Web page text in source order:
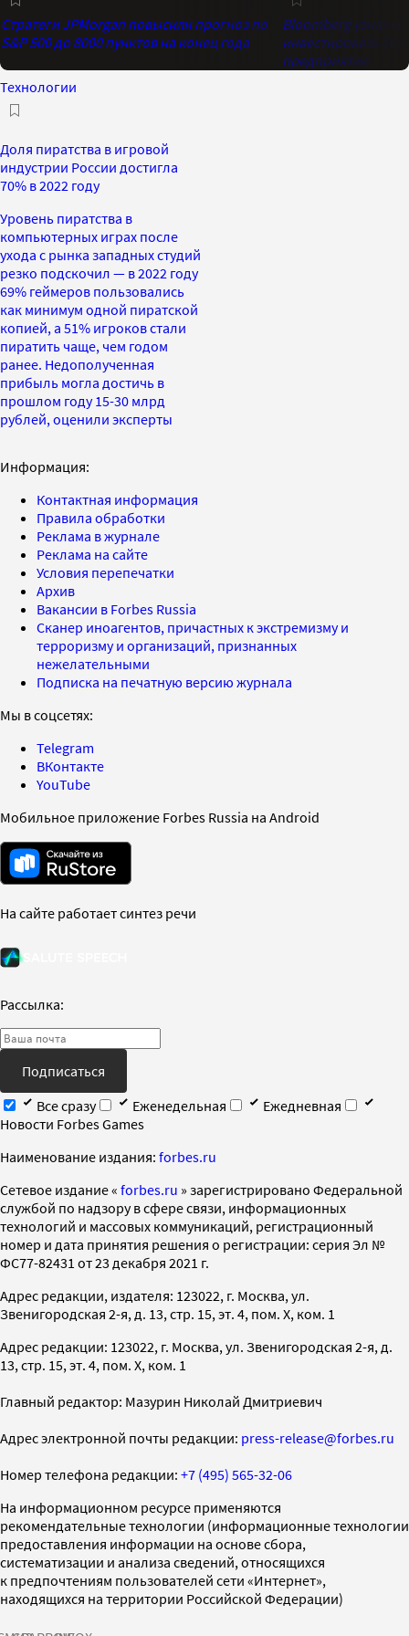
Стратеги JPMorgan повысили прогноз по
S&P 500 до 8000 пунктов на конец года
Bloomberg узнал о
инвестировать
предприятие
Технологии
Доля пиратства в игровой
индустрии России достигла
70% в 2022 году
Уровень пиратства в
компьютерных играх после
ухода с рынка западных студий
резко подскочил — в 2022 году
69% геймеров пользовались
как минимум одной пиратской
копией, а 51% игроков стали
пиратить чаще, чем годом
ранее. Недополученная
прибыль могла достичь в
прошлом году 15-30 млрд
рублей, оценили эксперты
Информация:
Контактная информация
Правила обработки
Реклама в журнале
Реклама на сайте
Условия перепечатки
Архив
Вакансии в Forbes Russia
Сканер иноагентов, причастных к экстремизму и
терроризму и организаций, признанных
нежелательными
Подписка на печатную версию журнала
Мы в соцсетях:
Telegram
ВКонтакте
YouTube
Мобильное приложение Forbes Russia на Android
На сайте работает синтез речи
Рассылка:
Подписаться
Все сразу
Еженедельная
Ежедневная
Новости Forbes Games
Наименование издания: forbes.ru
Cетевое издание « forbes.ru » зарегистрировано Федеральной
службой по надзору в сфере связи, информационных
технологий и массовых коммуникаций, регистрационный
номер и дата принятия решения о регистрации: серия Эл №
ФС77-82431 от 23 декабря 2021 г.
Адрес редакции, издателя: 123022, г. Москва, ул.
Звенигородская 2-я, д. 13, стр. 15, эт. 4, пом. X, ком. 1
Адрес редакции: 123022, г. Москва, ул. Звенигородская 2-я, д.
13, стр. 15, эт. 4, пом. X, ком. 1
Главный редактор: Мазурин Николай Дмитриевич
Адрес электронной почты редакции: press-release@forbes.ru
Номер телефона редакции: +7 (495) 565-32-06
На информационном ресурсе применяются
рекомендательные технологии (информационные технологии
предоставления информации на основе сбора,
систематизации и анализа сведений, относящихся
к предпочтениям пользователей сети «Интернет»,
находящихся на территории Российской Федерации)